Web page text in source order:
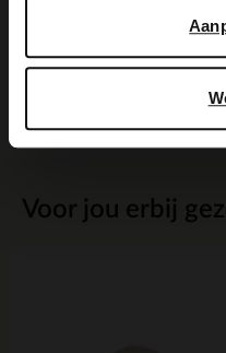
Voor jou erbij
Bezorgen &